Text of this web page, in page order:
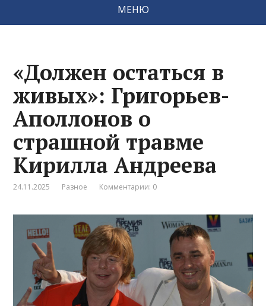
МЕНЮ
«Должен остаться в
живых»: Григорьев-
Аполлонов о
страшной травме
Кирилла Андреева
24.11.2025 Разное Комментарии: 0